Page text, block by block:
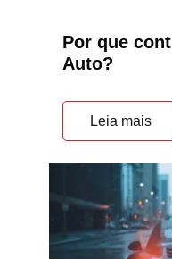
Por que
Auto?
Leia mais